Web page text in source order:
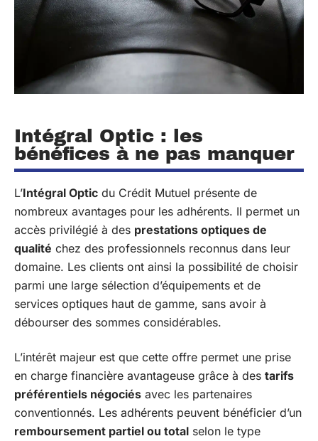
Intégral Optic : les
bénéfices à ne pas manquer
L’Intégral Optic du Crédit Mutuel présente de
nombreux avantages pour les adhérents. Il permet un
accès privilégié à des prestations optiques de
qualité chez des professionnels reconnus dans leur
domaine. Les clients ont ainsi la possibilité de choisir
parmi une large sélection d’équipements et de
services optiques haut de gamme, sans avoir à
débourser des sommes considérables.
L’intérêt majeur est que cette offre permet une prise
en charge financière avantageuse grâce à des tarifs
préférentiels négociés avec les partenaires
conventionnés. Les adhérents peuvent bénéficier d’un
remboursement partiel ou total selon le type